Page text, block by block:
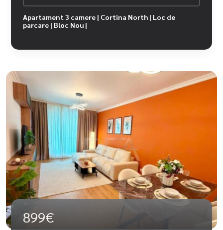
Apartament 3 camere | Cortina North | Loc de
parcare | Bloc Nou |
899€